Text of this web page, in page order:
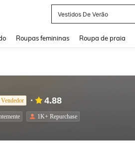
Vestidos De Verão
Roupas femininas Roupa de praia
Vendedor 4.88
1K+ Repurchase